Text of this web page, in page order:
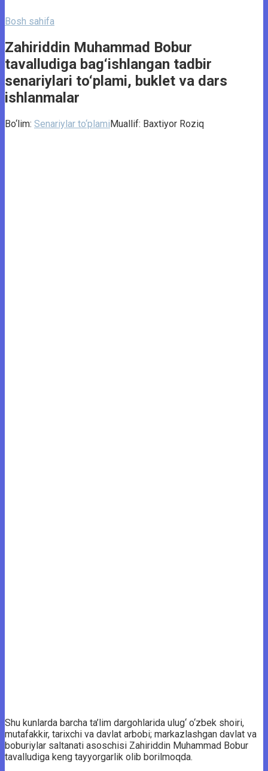
Bosh sahifa
Zahiriddin Muhammad Bobur
tavalludiga bag‘ishlangan tadbir
senariylari to‘plami, buklet va dars
ishlanmalar
Bo‘lim: Senariylar to‘plamiMuallif: Baxtiyor Roziq
Shu kunlarda barcha ta’lim dargohlarida ulug‘ o‘zbek shoiri,
mutafakkir, tarixchi va davlat arbobi; markazlashgan davlat va
boburiylar saltanati asoschisi Zahiriddin Muhammad Bobur
tavalludiga keng tayyorgarlik olib borilmoqda.